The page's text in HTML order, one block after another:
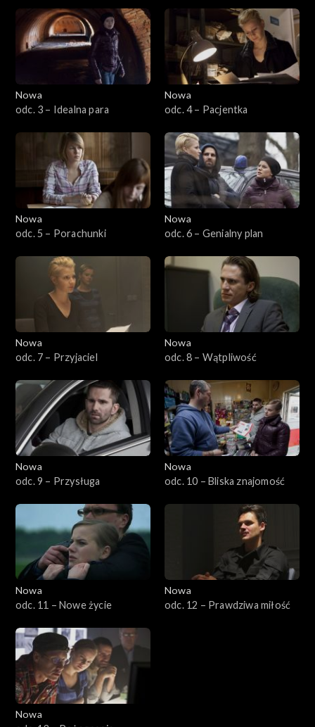
Nowa
odc. 3 – Idealna para
Nowa
odc. 4 – Pacjentka
Nowa
odc. 5 – Porachunki
Nowa
odc. 6 – Genialny plan
Nowa
odc. 7 – Przyjaciel
Nowa
odc. 8 – Wątpliwość
Nowa
odc. 9 – Przysługa
Nowa
odc. 10 – Bliska znajomość
Nowa
odc. 11 – Nowe życie
Nowa
odc. 12 – Prawdziwa miłość
Nowa